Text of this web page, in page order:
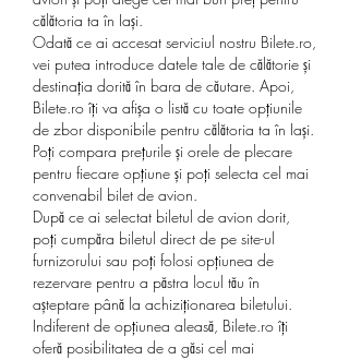
călătoria ta în Iași.
Odată ce ai accesat serviciul nostru Bilete.ro,
vei putea introduce datele tale de călătorie și
destinația dorită în bara de căutare. Apoi,
Bilete.ro îți va afișa o listă cu toate opțiunile
de zbor disponibile pentru călătoria ta în Iași.
Poți compara prețurile și orele de plecare
pentru fiecare opțiune și poți selecta cel mai
convenabil bilet de avion.
După ce ai selectat biletul de avion dorit,
poți cumpăra biletul direct de pe site-ul
furnizorului sau poți folosi opțiunea de
rezervare pentru a păstra locul tău în
așteptare până la achiziționarea biletului.
Indiferent de opțiunea aleasă, Bilete.ro îți
oferă posibilitatea de a găsi cel mai